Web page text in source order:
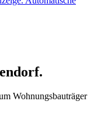
Wohnungsbauträger